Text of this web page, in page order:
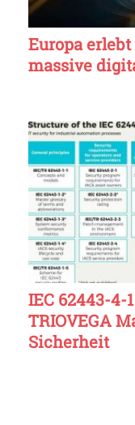
Europa
massive
IEC 62443-
TRIOVEGA
Sicherheit